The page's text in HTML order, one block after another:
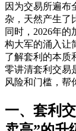
因为交易所遍布
杂，天然产生了
同时，2026年
构大军的涌入让
了解套利的本质
零讲清套利交易
风险和门槛，帮
一、套利